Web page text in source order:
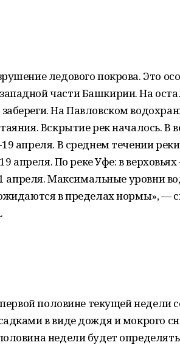
ледового покрова. Это
части Башкирии. На
На Павловском
Вскрытие рек началось. В
апреля. В среднем течении
апреля. По реке Уфе: в
апреля. Максимальные уровни
в пределах нормы», —
половине текущей недели
в виде дождя и мокрого
недели будет